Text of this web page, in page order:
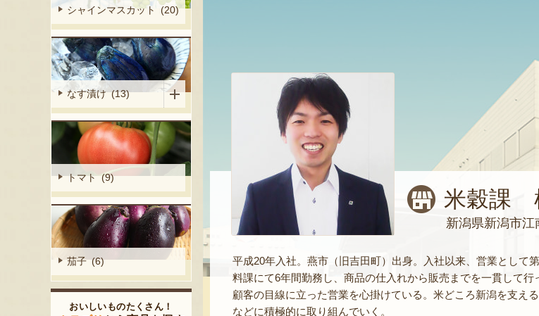
米穀課
新潟県新潟市江
平成20年入社。燕市（旧吉田町）出身。入社以来、営業として
料課にて6年間勤務し、商品の仕入れから販売までを一貫して
顧客の目線に立った営業を心掛けている。米どころ新潟を支え
などに積極的に取り組んでいく。
シャインマスカット (20)
なす漬け (13)
トマト (9)
茄子 (6)
おいしいものたくさん！